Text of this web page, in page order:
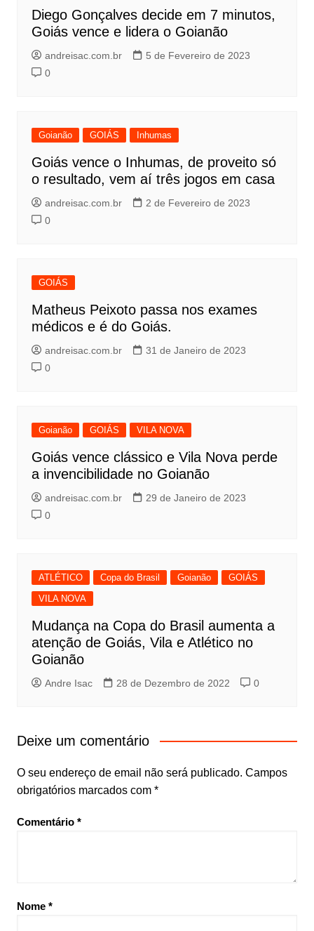
Diego Gonçalves decide em 7 minutos,
Goiás vence e lidera o Goianão
andreisac.com.br
5 de Fevereiro de 2023
0
Goianão GOIÁS Inhumas
Goiás vence o Inhumas, de proveito só
o resultado, vem aí três jogos em casa
andreisac.com.br
2 de Fevereiro de 2023
0
GOIÁS
Matheus Peixoto passa nos exames
médicos e é do Goiás.
andreisac.com.br
31 de Janeiro de 2023
0
Goianão GOIÁS VILA NOVA
Goiás vence clássico e Vila Nova perde
a invencibilidade no Goianão
andreisac.com.br
29 de Janeiro de 2023
0
ATLÉTICO Copa do Brasil Goianão
GOIÁS
VILA NOVA
Mudança na Copa do Brasil aumenta a
atenção de Goiás, Vila e Atlético no
Goianão
Andre Isac 28 de Dezembro de 2022 0
Deixe um comentário
O seu endereço de email não será publicado. Campos
obrigatórios marcados com *
Comentário *
Nome *